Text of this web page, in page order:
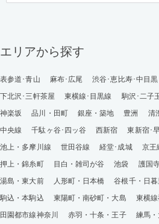
エリアから探す
表参道･青山 麻布･広尾 渋谷･恵比寿･中目黒
下北沢･三軒茶屋
東横線･目黒線 駒沢･二子
神楽坂
品川・田町 銀座・築地 豊洲 清
中央線
千駄ヶ谷･四ッ谷 西新宿 東新宿･
池上・多摩川線
世田谷線 経堂･成城 京王
押上・錦糸町
目白・雑司が谷 池袋 護国
湯島・東大前
人形町・日本橋 谷根千・日暮
駒込・本駒込
東陽町・南砂町・大島 東横線
田園都市線神奈川
赤羽・十条・王子
練馬